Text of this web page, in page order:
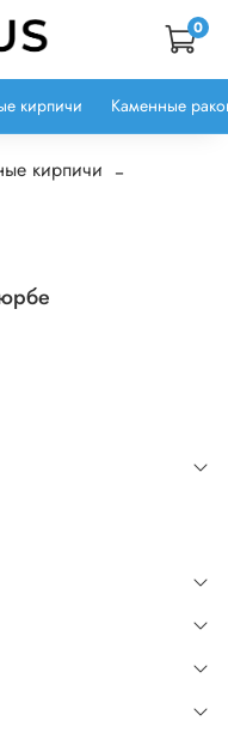
0
кирпичи Каменные
кирпичи